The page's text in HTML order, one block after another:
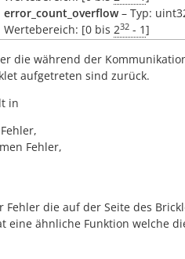
error_count_overflow– Typ:
Wertebereich: [0 bis 232 - 1]
die während der
aufgetreten sind zurück.
in
Fehler,
Fehler die auf der Seite des
eine ähnliche Funktion welche